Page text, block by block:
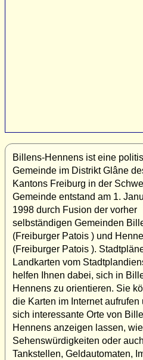
Billens-Hennens ist eine
Gemeinde im Distrikt Glâne
Kantons Freiburg in der
Gemeinde entstand am 1.
1998 durch Fusion der vorher
selbständigen Gemeinden
(Freiburger Patois ) und
(Freiburger Patois ).
Landkarten vom
helfen Ihnen dabei, sich in
Hennens zu orientieren. Sie
die Karten im Internet aufrufen
sich interessante Orte von
Hennens anzeigen lassen,
Sehenswürdigkeiten oder auch
Tankstellen, Geldautomaten,